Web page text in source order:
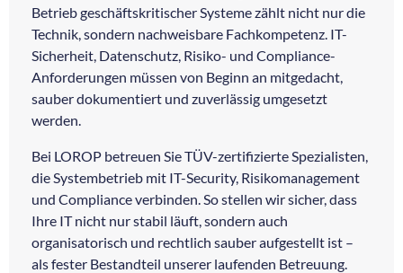
Betrieb geschäftskritischer Systeme zählt nicht nur die
Technik, sondern nachweisbare Fachkompetenz. IT-
Sicherheit, Datenschutz, Risiko- und Compliance-
Anforderungen müssen von Beginn an mitgedacht,
sauber dokumentiert und zuverlässig umgesetzt
werden.
Bei LOROP betreuen Sie TÜV-zertifizierte Spezialisten,
die Systembetrieb mit IT-Security, Risikomanagement
und Compliance verbinden. So stellen wir sicher, dass
Ihre IT nicht nur stabil läuft, sondern auch
organisatorisch und rechtlich sauber aufgestellt ist –
als fester Bestandteil unserer laufenden Betreuung.